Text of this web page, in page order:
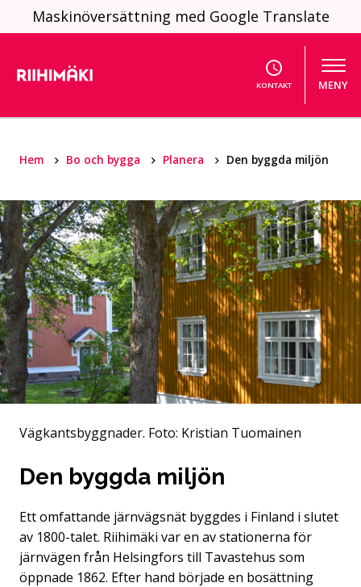
Hoppa till innehållet
Maskinöversättning med Google Translate
KONTAKT MENY
Hem Bo och bygga Planera Den byggda miljön
Vägkantsbyggnader. Foto: Kristian Tuomainen
Den byggda miljön
Ett omfattande järnvägsnät byggdes i Finland i slutet
av 1800-talet. Riihimäki var en av stationerna för
järnvägen från Helsingfors till Tavastehus som
öppnade 1862. Efter hand började en bosättning